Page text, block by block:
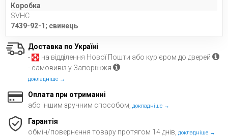
Коробка
SVHC
7439-92-1; свинець
Доставка по Україні
-
на відділення Нової Пошти або кур'єром до дверей
- самовивіз у Запоріжжя
докладніше →
Оплата при отриманні
або іншим зручним способом, докладніше →
Гарантія
обмін/повернення товару протягом 14 днів, докладніше →